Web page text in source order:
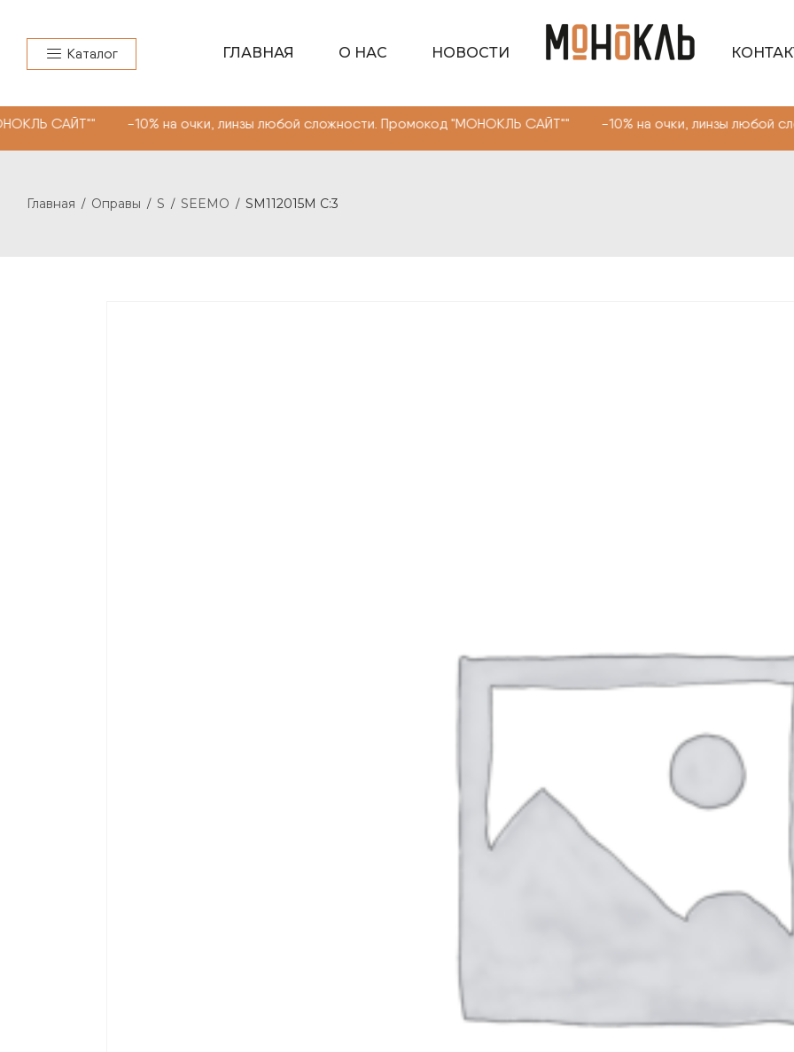
Каталог ГЛАВНАЯ О НАС НОВОСТИ
на очки, линзы любой сложности. Промокод "МОНОКЛЬ САЙТ"" -10% на очки, линзы любой
Главная / Оправы / S / SEEMO / SM112015M C:3